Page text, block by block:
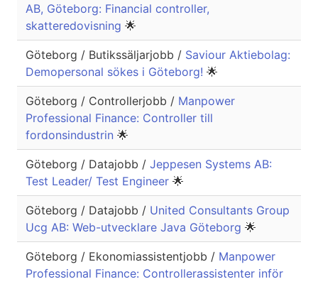
AB, Göteborg: Financial controller,
skatteredovisning 🌟
Göteborg / Butikssäljarjobb / Saviour Aktiebolag:
Demopersonal sökes i Göteborg! 🌟
Göteborg / Controllerjobb / Manpower
Professional Finance: Controller till
fordonsindustrin 🌟
Göteborg / Datajobb / Jeppesen Systems AB:
Test Leader/ Test Engineer 🌟
Göteborg / Datajobb / United Consultants Group
Ucg AB: Web-utvecklare Java Göteborg 🌟
Göteborg / Ekonomiassistentjobb / Manpower
Professional Finance: Controllerassistenter inför